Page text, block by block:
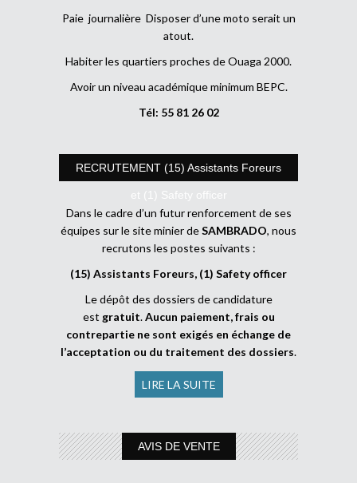
Paie journalière Disposer d’une moto serait un
atout.
Habiter les quartiers proches de Ouaga 2000.
Avoir un niveau académique minimum BEPC.
Tél: 55 81 26 02
RECRUTEMENT (15) Assistants Foreurs
et (1) Safety officer
Dans le cadre d’un futur renforcement de ses
équipes sur le site minier deSAMBRADO, nous
recrutons les postes suivants :
(15) Assistants Foreurs, (1) Safety officer
Le dépôt des dossiers de candidature
est gratuit.Aucun paiement, frais ou
contrepartie ne sont exigés en échange de
l’acceptation ou du traitement des dossiers.
LIRE LA SUITE
AVIS DE VENTE